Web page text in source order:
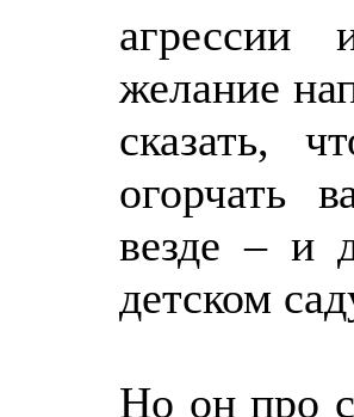
агрессии
желание
сказать,
огорчать
везде – и
детском
Но он про